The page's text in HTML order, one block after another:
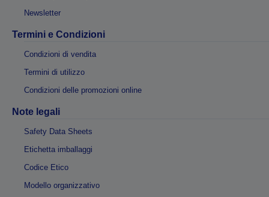
Newsletter
Termini e Condizioni
Condizioni di vendita
Termini di utilizzo
Condizioni delle promozioni online
Note legali
Safety Data Sheets
Etichetta imballaggi
Codice Etico
Modello organizzativo